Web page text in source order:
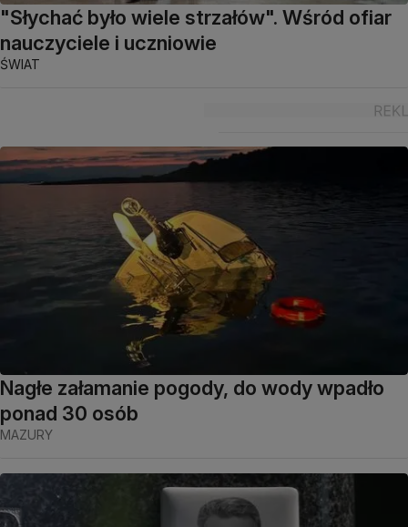
"Słychać było wiele strzałów". Wśród ofiar
nauczyciele i uczniowie
ŚWIAT
Nagłe załamanie pogody, do wody wpadło
ponad 30 osób
MAZURY